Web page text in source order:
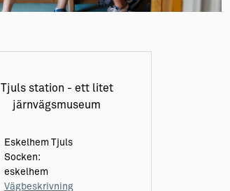
Tjuls station - ett litet
järnvägsmuseum
Eskelhem Tjuls
Socken:
eskelhem
Vägbeskrivning